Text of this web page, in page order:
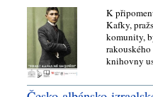
K
Kafky,
komunity,
knihovny